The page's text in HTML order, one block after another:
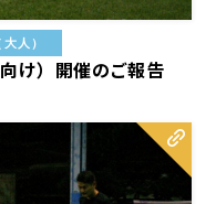
人）
け）開催のご報告